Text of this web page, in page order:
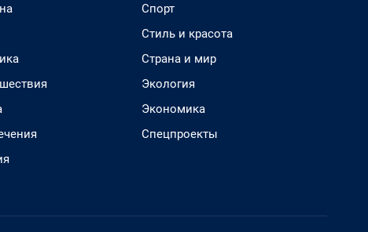
Спорт
Стиль и красота
Страна и мир
Экология
Экономика
Спецпроекты